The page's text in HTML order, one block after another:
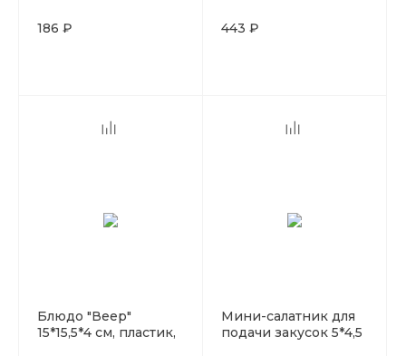
186 ₽
443 ₽
Блюдо "Веер"
15*15,5*4 см, пластик,
Мини-салатник для
подачи закусок 5*4,5